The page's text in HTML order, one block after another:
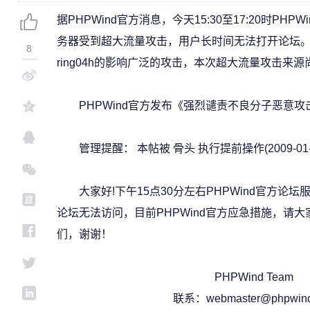
据PHPWind官方消息，今天15:30至17:20时
务器受到超大流量攻击，用户长时间无法打开论坛
ring04h的影响广泛的攻击，本次超大流量攻击来源
PHPWind官方发布《强烈谴责不良分子恶意攻
管理提醒： 本帖被 骨头 执行提前操作(2009-
大家好!下午15点30分左右PHPWind官方论坛服
论坛无法访问，目前PHPWind官方应急措施，请
们，谢谢！
PHPWind Team
联系：
8